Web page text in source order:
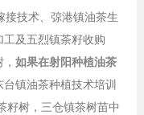
接技术、弶港镇油茶生
及五烈镇茶籽收购
如果在射阳种植油茶
镇油茶种植技术培训
籽树，三仓镇茶树苗中